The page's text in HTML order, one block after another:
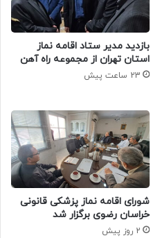
بازدید مدیر ستاد اقامه نماز
استان تهران از مجموعه راه آهن
23 ساعت پیش
شورای اقامه نماز پزشکی قانونی
خراسان رضوی برگزار شد
2 روز پیش